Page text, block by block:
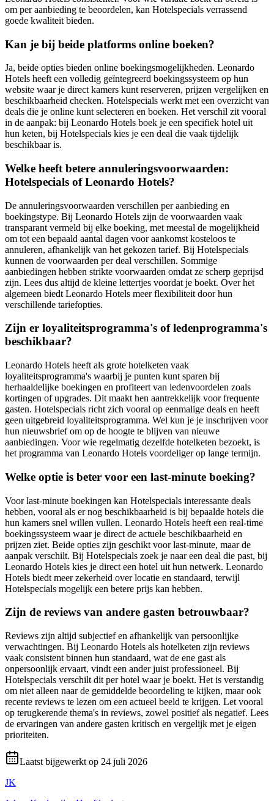
om per aanbieding te beoordelen, kan Hotelspecials verrassend
goede kwaliteit bieden.
Kan je bij beide platforms online boeken?
Ja, beide opties bieden online boekingsmogelijkheden. Leonardo
Hotels heeft een volledig geïntegreerd boekingssysteem op hun
website waar je direct kamers kunt reserveren, prijzen vergelijken en
beschikbaarheid checken. Hotelspecials werkt met een overzicht van
deals die je online kunt selecteren en boeken. Het verschil zit vooral
in de aanpak: bij Leonardo Hotels boek je een specifiek hotel uit
hun keten, bij Hotelspecials kies je een deal die vaak tijdelijk
beschikbaar is.
Welke heeft betere annuleringsvoorwaarden:
Hotelspecials of Leonardo Hotels?
De annuleringsvoorwaarden verschillen per aanbieding en
boekingstype. Bij Leonardo Hotels zijn de voorwaarden vaak
transparant vermeld bij elke boeking, met meestal de mogelijkheid
om tot een bepaald aantal dagen voor aankomst kosteloos te
annuleren, afhankelijk van het gekozen tarief. Bij Hotelspecials
kunnen de voorwaarden per deal verschillen. Sommige
aanbiedingen hebben strikte voorwaarden omdat ze scherp geprijsd
zijn. Lees dus altijd de kleine lettertjes voordat je boekt. Over het
algemeen biedt Leonardo Hotels meer flexibiliteit door hun
verschillende tariefopties.
Zijn er loyaliteitsprogramma's of ledenprogramma's
beschikbaar?
Leonardo Hotels heeft als grote hotelketen vaak
loyaliteitsprogramma's waarbij je punten kunt sparen bij
herhaaldelijke boekingen en profiteert van ledenvoordelen zoals
kortingen of upgrades. Dit maakt hen aantrekkelijk voor frequente
gasten. Hotelspecials richt zich vooral op eenmalige deals en heeft
geen uitgebreid loyaliteitsprogramma. Wel kun je je inschrijven voor
hun nieuwsbrief om op de hoogte te blijven van nieuwe
aanbiedingen. Voor wie regelmatig dezelfde hotelketen bezoekt, is
het programma van Leonardo Hotels voordeliger op lange termijn.
Welke optie is beter voor een last-minute boeking?
Voor last-minute boekingen kan Hotelspecials interessante deals
hebben, vooral als er nog beschikbaarheid is bij bepaalde hotels die
hun kamers snel willen vullen. Leonardo Hotels heeft een real-time
boekingssysteem waar je direct de actuele beschikbaarheid en
prijzen ziet. Beide opties zijn geschikt voor last-minute, maar de
aanpak verschilt. Bij Hotelspecials zoek je naar een deal die past, bij
Leonardo Hotels kies je direct een hotel uit hun netwerk. Leonardo
Hotels biedt meer zekerheid over locatie en standaard, terwijl
Hotelspecials mogelijk een betere prijs kan hebben.
Zijn de reviews van andere gasten betrouwbaar?
Reviews zijn altijd subjectief en afhankelijk van persoonlijke
verwachtingen. Bij Leonardo Hotels als hotelketen zijn reviews
vaak consistent binnen hun standaard, wat de ene gast als
onpersoonlijk ervaart, vindt een ander juist professioneel. Bij
Hotelspecials verschilt dit per hotel waar je boekt. Het is verstandig
om niet alleen naar de gemiddelde beoordeling te kijken, maar ook
recente reviews te lezen om een actueel beeld te krijgen. Let vooral
op terugkerende thema's in reviews, zowel positief als negatief. Lees
de ervaringen van andere gasten kritisch en vergelijk met je eigen
prioriteiten.
Laatst bijgewerkt op 24 juli 2026
JK